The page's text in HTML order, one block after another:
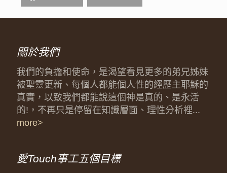
關於我們
我們的負擔和使命，是渴望看見更多的弟兄姊妹
被聖靈更新、每個人都能個人性的經歷主耶穌的
真實，以致我們都能說這個神是真的、是永活
的!，不再只是停留在知識層面、理性分析裡...
more>
愛Touch事工五個目標